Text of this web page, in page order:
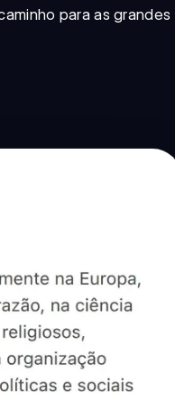
para as grandes